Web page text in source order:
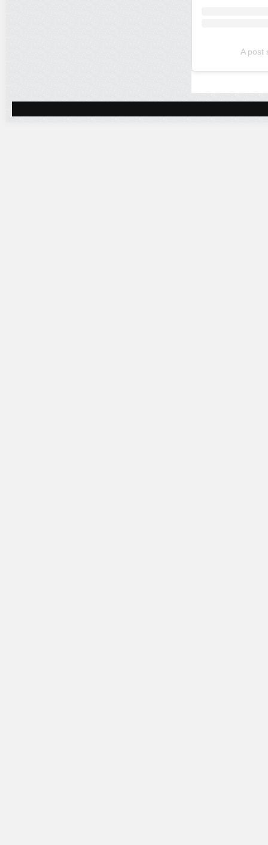
A post